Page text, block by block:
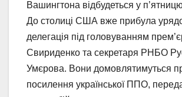
Вашингтона відбудеться у
До столиці США вже прибула
делегація під головуванням
Свириденко та секретаря РНБО
Умєрова. Вони домовлятимуться
посилення української ППО,